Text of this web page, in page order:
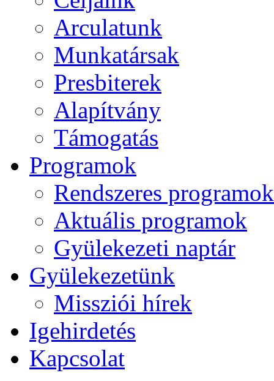
Arculatunk
Munkatársak
Presbiterek
Alapítvány
Támogatás
Programok
Rendszeres programok
Aktuális programok
Gyülekezeti naptár
Gyülekezetünk
Missziói hírek
Igehirdetés
Kapcsolat